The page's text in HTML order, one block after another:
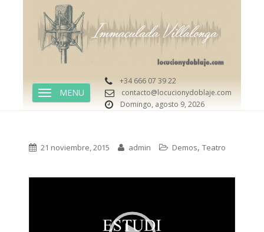
TOGGLE NAVIGATION
+34 666 07 39 22
contacto@locucionydoblaje.com
Domingo, agosto 9, 2026
21 noviembre, 2015 admin Demos, Teatro